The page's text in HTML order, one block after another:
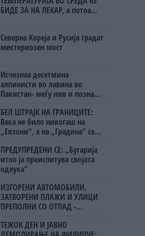
БИДЕ ЗА НА ЛЕКАР, а потоа...
Северна Кореја и Русија градат
мистериозен мост
Исчезнаа десетмина
алпинисти во лавина во
Пакистан- меѓу нив и познат
БЕЛ ШТРАЈК НА ГРАНИЦИТЕ:
Вака не било никогаш на
„Евзони“, а на „Градина“ се
ПРЕДУПРЕДЕНИ СЕ: „Бугарија
итно ја преиспитува својата
одлука“
ИЗГОРЕНИ АВТОМОБИЛИ,
ЗАТВОРЕНИ ПЛАЖИ И УЛИЦИ
ПРЕПОЛНИ СО ОТПАД -
мигрантскиот бран кон Сеута
ТЕЖОК ДЕН И ЈАВНО